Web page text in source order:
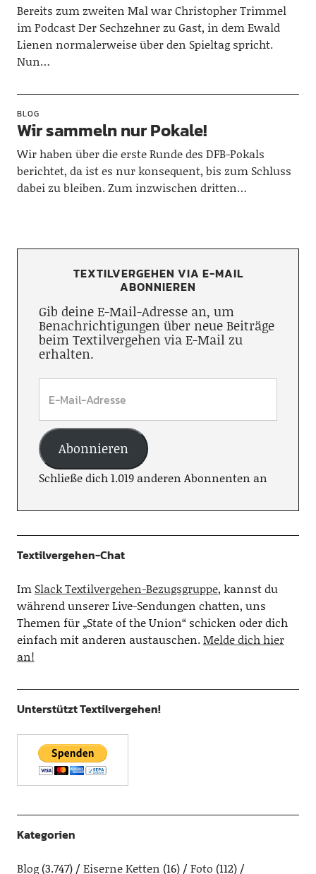
Bereits zum zweiten Mal war Christopher Trimmel
im Podcast Der Sechzehner zu Gast, in dem Ewald
Lienen normalerweise über den Spieltag spricht.
Nun…
BLOG
Wir sammeln nur Pokale!
Wir haben über die erste Runde des DFB-Pokals
berichtet, da ist es nur konsequent, bis zum Schluss
dabei zu bleiben. Zum inzwischen dritten…
TEXTILVERGEHEN VIA E-MAIL
ABONNIEREN
Gib deine E-Mail-Adresse an, um
Benachrichtigungen über neue Beiträge
beim Textilvergehen via E-Mail zu
erhalten.
Abonnieren
Schließe dich 1.019 anderen Abonnenten an
Textilvergehen-Chat
Im Slack Textilvergehen-Bezugsgruppe, kannst du
während unserer Live-Sendungen chatten, uns
Themen für „State of the Union“ schicken oder dich
einfach mit anderen austauschen.Melde dich hier
an!
Unterstützt Textilvergehen!
Kategorien
Blog(3.747) Eiserne Ketten (16) Foto (112)